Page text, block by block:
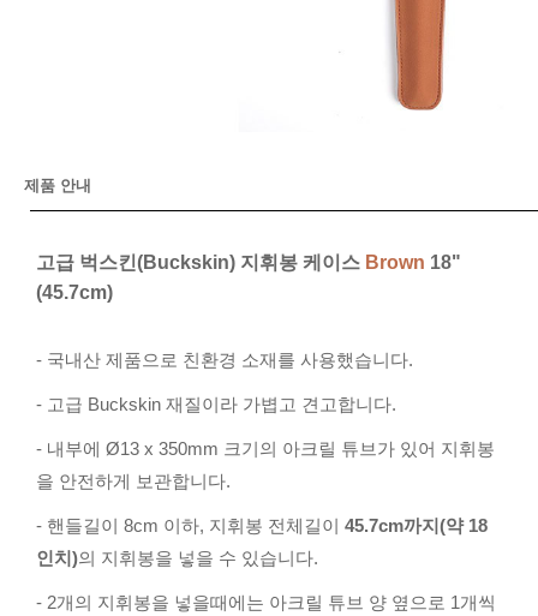
제품 안내
고급 벅스킨(Buckskin) 지휘봉 케이스 Brown 18"
(45.7cm)
- 국내산 제품으로 친환경 소재를 사용했습니다.
- 고급 Buckskin 재질이라 가볍고 견고합니다.
- 내부에 Ø13 x 350mm 크기의 아크릴 튜브가 있어 지휘봉
을 안전하게 보관합니다.
- 핸들길이 8cm 이하, 지휘봉 전체길이 45.7cm까지(약 18
인치)의 지휘봉을 넣을 수 있습니다.
- 2개의 지휘봉을 넣을때에는 아크릴 튜브 양 옆으로 1개씩